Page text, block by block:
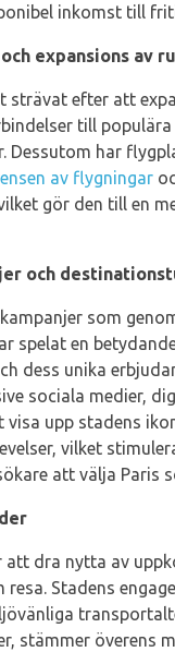
inkomst till
expansions av
strävat efter att
till
Dessutom har
av flygningar
gör den till en
och
som
spelat en
dess unika
sociala medier,
upp stadens
vilket
att välja Paris
dra nytta av
Stadens
stämmer överens